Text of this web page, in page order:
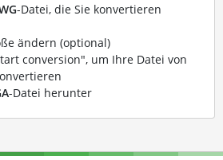
-Datei, die Sie konvertieren
ändern (optional)
conversion", um Ihre Datei von
-Datei herunter